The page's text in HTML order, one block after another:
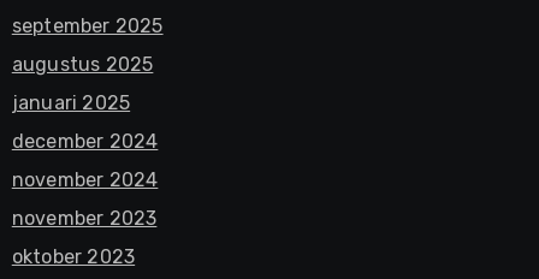
september 2025
augustus 2025
januari 2025
december 2024
november 2024
november 2023
oktober 2023